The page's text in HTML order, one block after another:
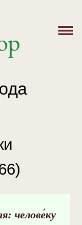
челове́ку